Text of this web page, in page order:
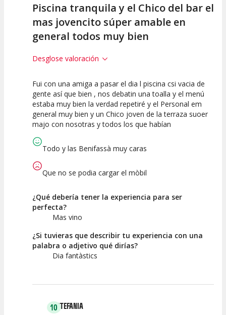
Piscina tranquila y el Chico del bar el
mas jovencito súper amable en
general todos muy bien
Desglose valoración
10
Calidad de la
Actividad
10
Atención del
Personal /
Guia
Fui con una amiga a pasar el dia l piscina csi vacia de
gente así que bien , nos debatin una toalla y el menú
estaba muy bien la verdad repetiré y el Personal em
general muy bien y un Chico joven de la terraza suoer
majo con nosotras y todos los que habían
Todo y las Benifassà muy caras
Que no se podia cargar el mòbil
¿Qué debería tener la experiencia para ser
perfecta?
Mas vino
¿Si tuvieras que describir tu experiencia con una
palabra o adjetivo qué dirías?
Dia fantàstics
10STEFANIA